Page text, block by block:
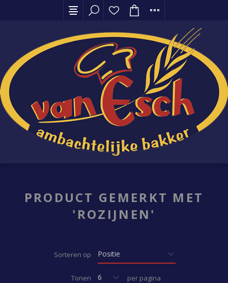
PRODUCT GEMERKT MET
'ROZIJNEN'
Sorteren op
Tonen per pagina